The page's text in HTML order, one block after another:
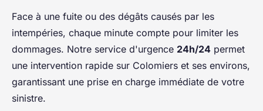
Face à une fuite ou des dégâts causés par les
intempéries, chaque minute compte pour limiter les
dommages. Notre service d'urgence 24h/24 permet
une intervention rapide sur Colomiers et ses environs,
garantissant une prise en charge immédiate de votre
sinistre.